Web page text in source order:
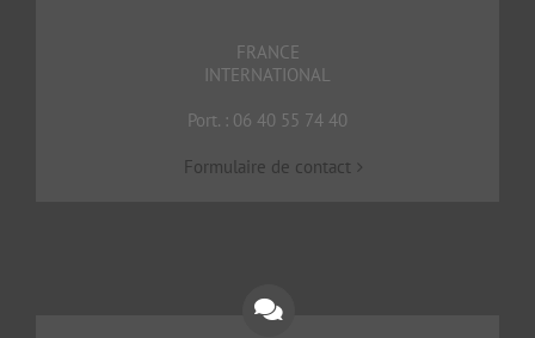
FRANCE
INTERNATIONAL
Port. : 06 40 55 74 40
Formulaire de contact